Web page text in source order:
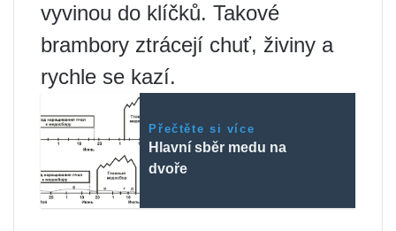
vyvinou do klíčků. Takové
brambory ztrácejí chuť, živiny a
rychle se kazí.
Přečtěte si více
Hlavní sběr medu na
dvoře